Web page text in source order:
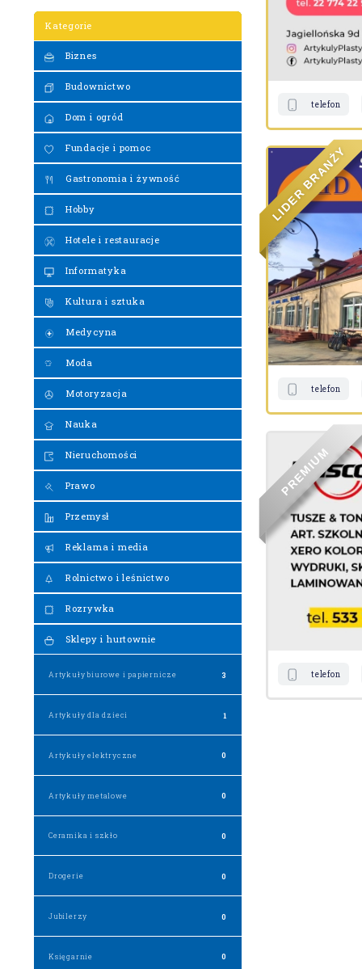
Kategorie
Biznes
Budownictwo
Dom i ogród
Fundacje i pomoc
Gastronomia i żywność
Hobby
Hotele i restauracje
Informatyka
Kultura i sztuka
Medycyna
Moda
Motoryzacja
Nauka
Nieruchomości
Prawo
Przemysł
Reklama i media
Rolnictwo i leśnictwo
Rozrywka
Sklepy i hurtownie
Artykuły biurowe i papiernicze 3
Artykuły dla dzieci 1
Artykuły elektryczne 0
Artykuły metalowe 0
Ceramika i szkło 0
Drogerie 0
Jubilerzy 0
Księgarnie 0
telefon
LI
DER
B
RANŻ
Y
telefon
P
REM
I
UM
telefon